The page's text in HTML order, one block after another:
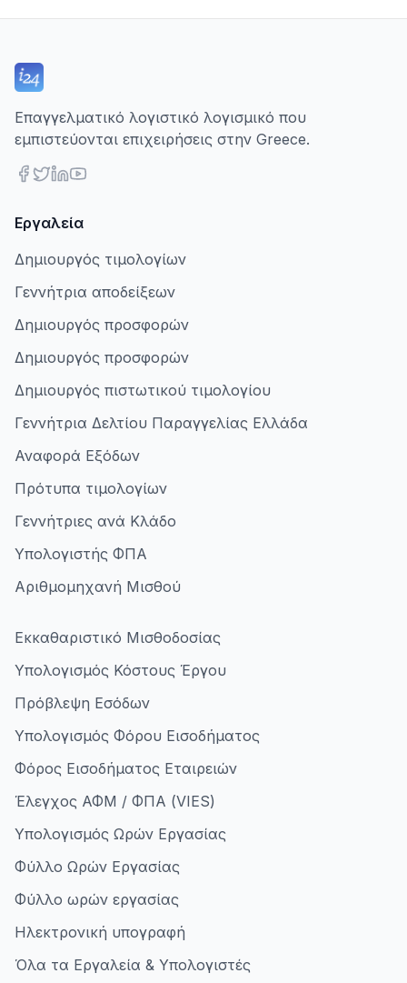
Επαγγελματικό λογιστικό λογισμικό που
εμπιστεύονται επιχειρήσεις στην Greece.
Εργαλεία
Δημιουργός τιμολογίων
Γεννήτρια αποδείξεων
Δημιουργός προσφορών
Δημιουργός προσφορών
Δημιουργός πιστωτικού τιμολογίου
Γεννήτρια Δελτίου Παραγγελίας Ελλάδα
Αναφορά Εξόδων
Πρότυπα τιμολογίων
Γεννήτριες ανά Κλάδο
Υπολογιστής ΦΠΑ
Αριθμομηχανή Μισθού
Εκκαθαριστικό Μισθοδοσίας
Υπολογισμός Κόστους Έργου
Πρόβλεψη Εσόδων
Υπολογισμός Φόρου Εισοδήματος
Φόρος Εισοδήματος Εταιρειών
Έλεγχος ΑΦΜ / ΦΠΑ (VIES)
Υπολογισμός Ωρών Εργασίας
Φύλλο Ωρών Εργασίας
Φύλλο ωρών εργασίας
Ηλεκτρονική υπογραφή
Όλα τα Εργαλεία & Υπολογιστές